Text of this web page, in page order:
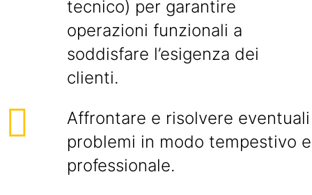
tecnico) per garantire
operazioni funzionali a
soddisfare l’esigenza dei
clienti.
Affrontare e risolvere eventuali
problemi in modo tempestivo e
professionale.